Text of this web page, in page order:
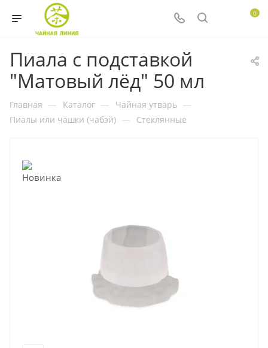
0
Пиала с подставкой
"Матовый лёд" 50 мл
Главная — Каталог — Чайная утварь —
Пиалы или чашки (чабэй) — Стеклянные